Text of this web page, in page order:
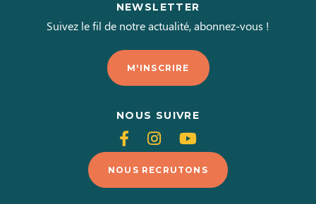
NEWSLETTER
Suivez le fil de notre actualité, abonnez-vous !
M'INSCRIRE
NOUS SUIVRE
Suivez-
nous
sur
Suivez-
nous
sur
Suivez-
nous
sur
NOUS RECRUTONS